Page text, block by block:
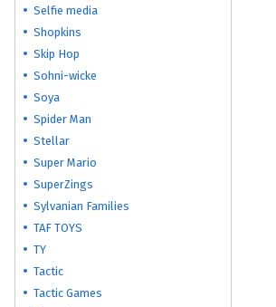
Selfie media
Shopkins
Skip Hop
Sohni-wicke
Soya
Spider Man
Stellar
Super Mario
SuperZings
Sylvanian Families
TAF TOYS
TY
Tactic
Tactic Games